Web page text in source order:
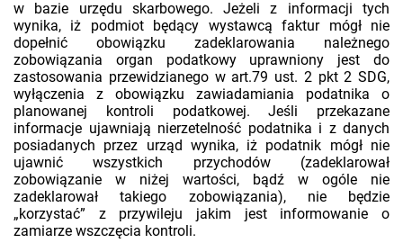
w bazie urzędu skarbowego. Jeżeli z informacji tych
wynika, iż podmiot będący wystawcą faktur mógł nie
dopełnić obowiązku zadeklarowania należnego
zobowiązania organ podatkowy uprawniony jest do
zastosowania przewidzianego w art.79 ust. 2 pkt 2 SDG,
wyłączenia z obowiązku zawiadamiania podatnika o
planowanej kontroli podatkowej. Jeśli przekazane
informacje ujawniają nierzetelność podatnika i z danych
posiadanych przez urząd wynika, iż podatnik mógł nie
ujawnić wszystkich przychodów (zadeklarował
zobowiązanie w niżej wartości, bądź w ogóle nie
zadeklarował takiego zobowiązania), nie będzie
„korzystać” z przywileju jakim jest informowanie o
zamiarze wszczęcia kontroli.